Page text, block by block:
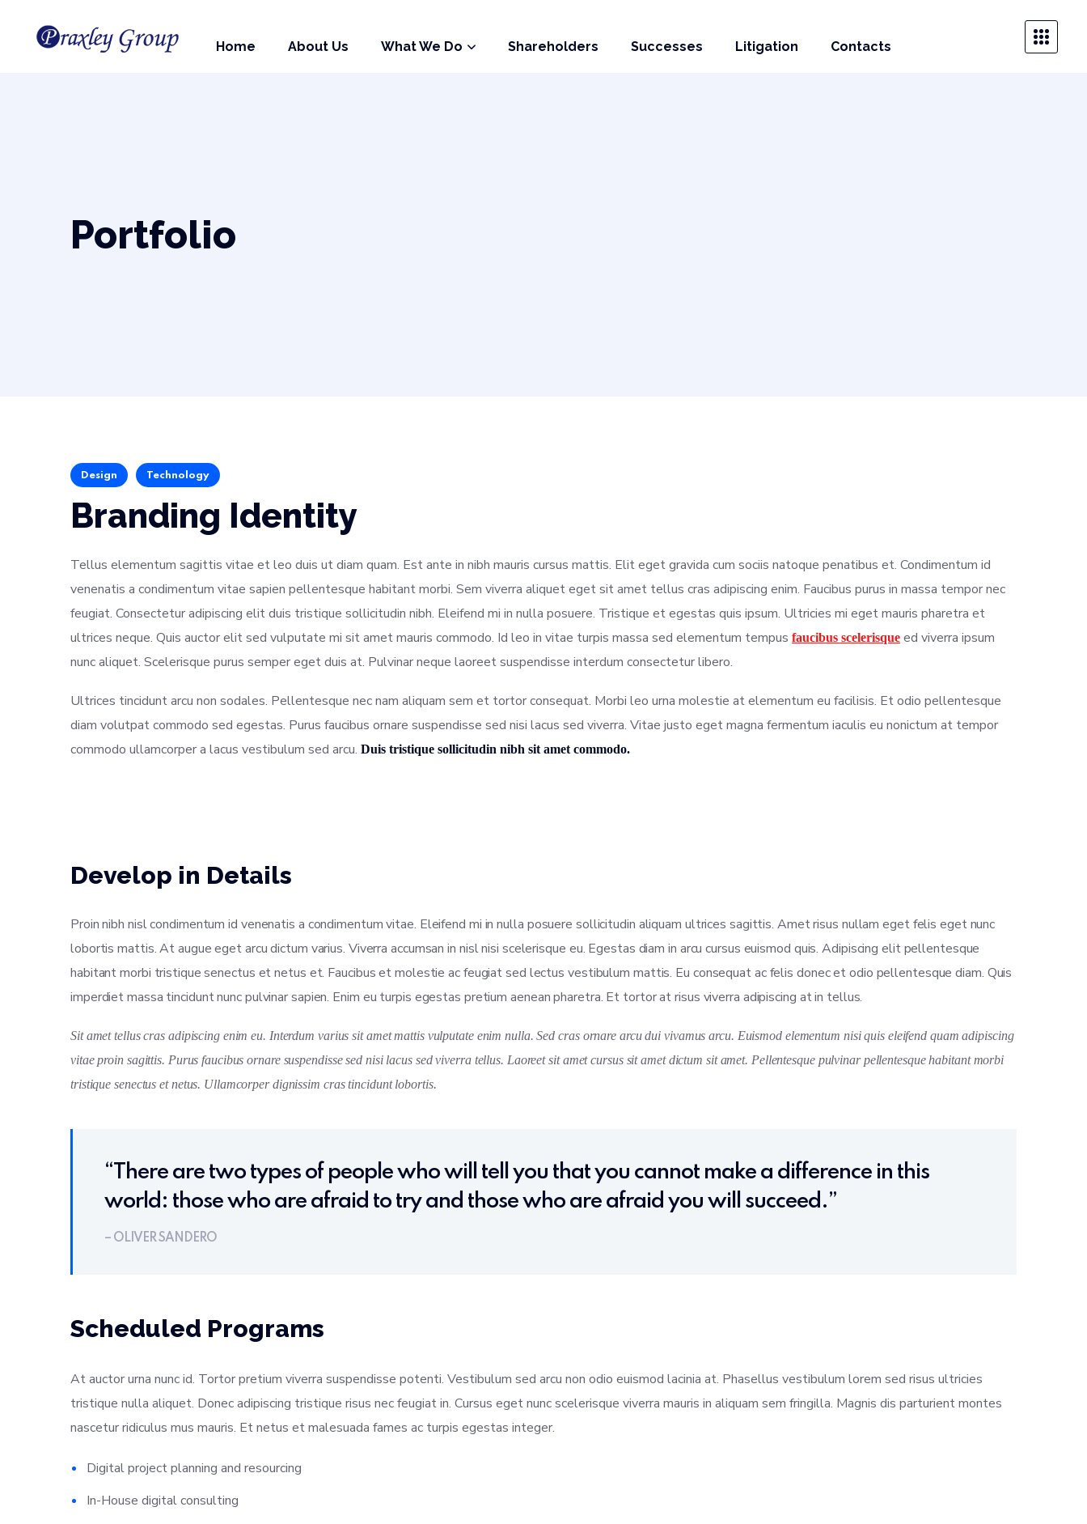
Home About Us What We Do Shareholders Successes Litigation Contacts
Portfolio
Design Technology
Branding Identity
Tellus elementum sagittis vitae et leo duis ut diam quam. Est ante in nibh mauris cursus mattis. Elit eget gravida cum sociis natoque penatibus et. Condimentum id
venenatis a condimentum vitae sapien pellentesque habitant morbi. Sem viverra aliquet eget sit amet tellus cras adipiscing enim. Faucibus purus in massa tempor nec
feugiat. Consectetur adipiscing elit duis tristique sollicitudin nibh. Eleifend mi in nulla posuere. Tristique et egestas quis ipsum. Ultricies mi eget mauris pharetra et
ultrices neque. Quis auctor elit sed vulputate mi sit amet mauris commodo. Id leo in vitae turpis massa sed elementum tempus faucibus scelerisque ed viverra ipsum
nunc aliquet. Scelerisque purus semper eget duis at. Pulvinar neque laoreet suspendisse interdum consectetur libero.
Ultrices tincidunt arcu non sodales. Pellentesque nec nam aliquam sem et tortor consequat. Morbi leo urna molestie at elementum eu facilisis. Et odio pellentesque
diam volutpat commodo sed egestas. Purus faucibus ornare suspendisse sed nisi lacus sed viverra. Vitae justo eget magna fermentum iaculis eu nonictum at tempor
commodo ullamcorper a lacus vestibulum sed arcu. Duis tristique sollicitudin nibh sit amet commodo.
Develop in Details
Proin nibh nisl condimentum id venenatis a condimentum vitae. Eleifend mi in nulla posuere sollicitudin aliquam ultrices sagittis. Amet risus nullam eget felis eget nunc
lobortis mattis. At augue eget arcu dictum varius. Viverra accumsan in nisl nisi scelerisque eu. Egestas diam in arcu cursus euismod quis. Adipiscing elit pellentesque
habitant morbi tristique senectus et netus et. Faucibus et molestie ac feugiat sed lectus vestibulum mattis. Eu consequat ac felis donec et odio pellentesque diam. Quis
imperdiet massa tincidunt nunc pulvinar sapien. Enim eu turpis egestas pretium aenean pharetra. Et tortor at risus viverra adipiscing at in tellus.
Sit amet tellus cras adipiscing enim eu. Interdum varius sit amet mattis vulputate enim nulla. Sed cras ornare arcu dui vivamus arcu. Euismod elementum nisi quis eleifend quam adipiscing
vitae proin sagittis. Purus faucibus ornare suspendisse sed nisi lacus sed viverra tellus. Laoreet sit amet cursus sit amet dictum sit amet. Pellentesque pulvinar pellentesque habitant morbi
tristique senectus et netus. Ullamcorper dignissim cras tincidunt lobortis.
“There are two types of people who will tell you that you cannot make a difference in this
world: those who are afraid to try and those who are afraid you will succeed.”
– OLIVER SANDERO
Scheduled Programs
At auctor urna nunc id. Tortor pretium viverra suspendisse potenti. Vestibulum sed arcu non odio euismod lacinia at. Phasellus vestibulum lorem sed risus ultricies
tristique nulla aliquet. Donec adipiscing tristique risus nec feugiat in. Cursus eget nunc scelerisque viverra mauris in aliquam sem fringilla. Magnis dis parturient montes
nascetur ridiculus mus mauris. Et netus et malesuada fames ac turpis egestas integer.
Digital project planning and resourcing
In-House digital consulting